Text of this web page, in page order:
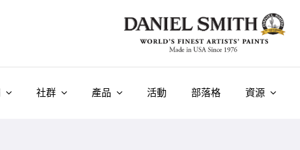
社群 產品 活動 部落格 資源